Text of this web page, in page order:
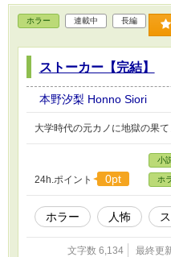
ホラー 連載中 長編
ストーカー【完結】
本野汐梨 Honno Siori
大学時代の元カノに地獄の果
24h.ポイント 0pt
小
ホ
ホラー 人怖
文字数 6,134 最終更